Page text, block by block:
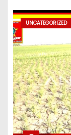
UNCATEGORIZED